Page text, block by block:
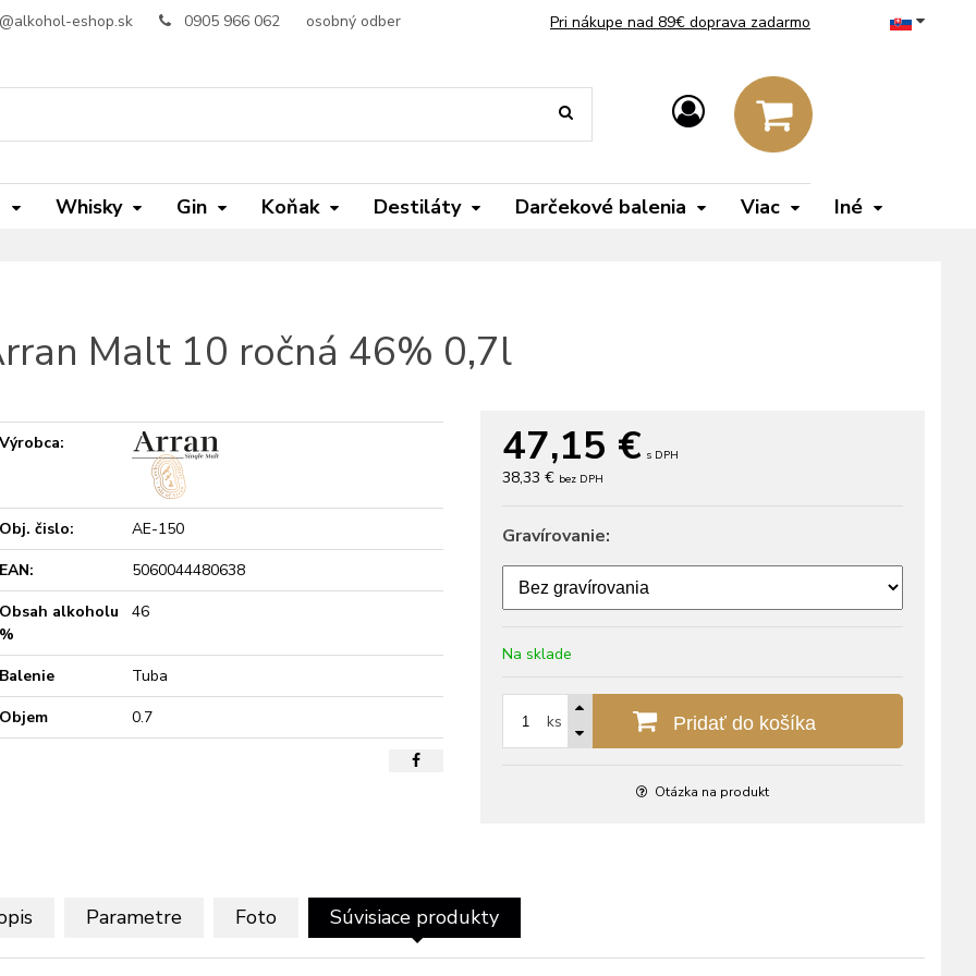
eshop.sk 0905 966 062 osobný odber Pri nákupe nad 89€ doprava zadarmo
Whisky Gin Koňak Destiláty Darčekové balenia Viac Iné
Malt 10 ročná 46% 0,7l
47,15 € s DPH
38,33 € bez DPH
Gravírovanie:
Na sklade
ks Pridať do košíka
Otázka na produkt
Výrobca:
Obj. čislo:
AE-150
EAN:
5060044480638
Obsah alkoholu
%
46
Balenie
Tuba
Objem
0.7
Parametre Foto Súvisiace produkty